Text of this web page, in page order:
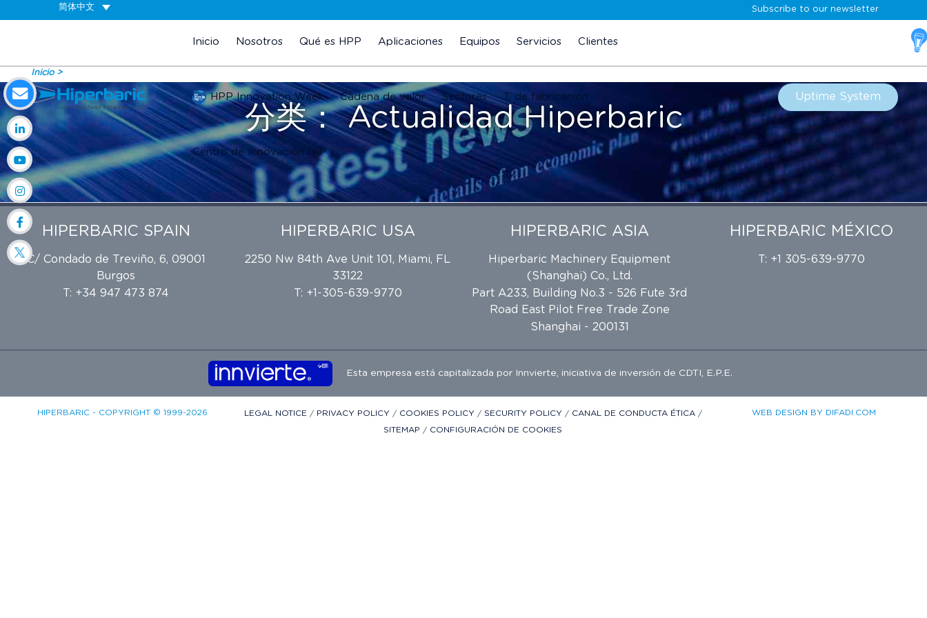
简体中文 Subscribe to our newsletter
Skip
Inicio Nosotros Qué es HPP Aplicaciones Equipos Servicios Clientes
HPP Innovation Week Cadena de valor Sectores T. de fabricación
Centro de Innovación HIP
Uptime System
Inicio
分类：Actualidad Hiperbaric
HIPERBARIC SPAIN
C/ Condado de Treviño, 6, 09001
Burgos
T: +34 947 473 874
HIPERBARIC USA
2250 Nw 84th Ave Unit 101, Miami, FL
33122
T: +1-305-639-9770
HIPERBARIC ASIA
Hiperbaric Machinery Equipment
(Shanghai) Co., Ltd.
Part A233, Building No.3 - 526 Fute 3rd
Road East Pilot Free Trade Zone
Shanghai - 200131
HIPERBARIC MÉXICO
T: +1 305-639-9770
Esta empresa está capitalizada por Innvierte, iniciativa de inversión de CDTI, E.P.E.
HIPERBARIC - COPYRIGHT © 1999-2026 LEGAL NOTICE / PRIVACY POLICY / COOKIES POLICY / SECURITY POLICY / CANAL DE CONDUCTA ÉTICA /
SITEMAP / CONFIGURACIÓN DE COOKIES
WEB DESIGN BY DIFADI.COM